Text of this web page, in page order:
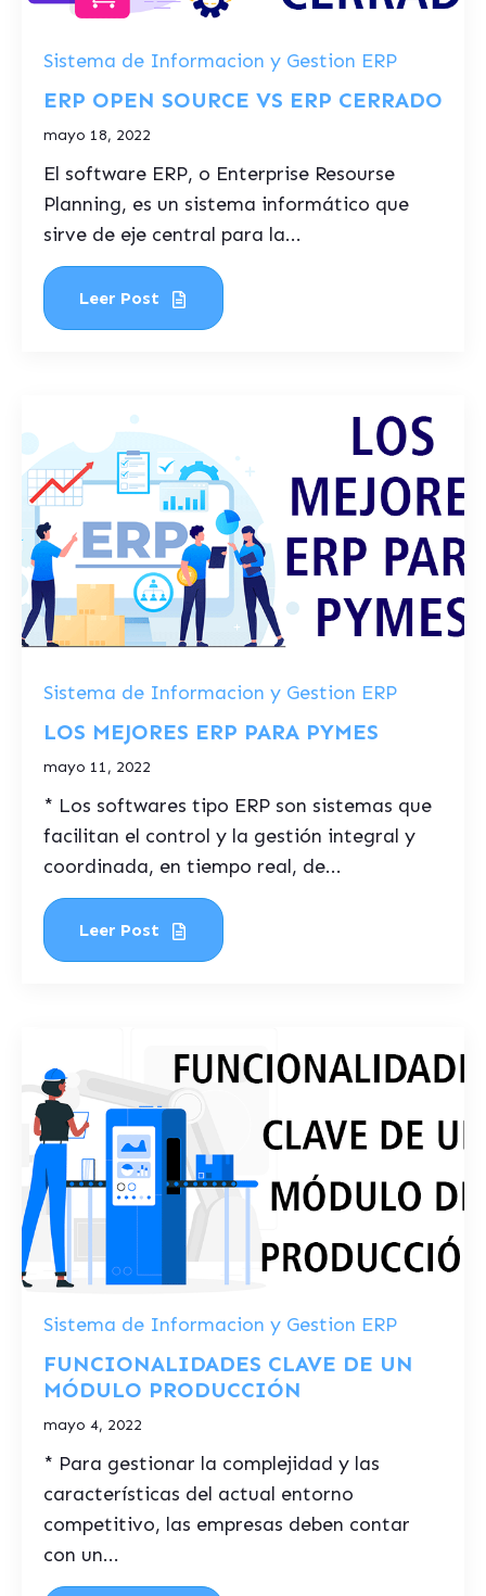
Sistema de Informacion y Gestion ERP
ERP OPEN SOURCE VS ERP CERRADO
mayo 18, 2022
El software ERP, o Enterprise Resourse
Planning, es un sistema informático que
sirve de eje central para la...
Leer Post
Sistema de Informacion y Gestion ERP
LOS MEJORES ERP PARA PYMES
mayo 11, 2022
* Los softwares tipo ERP son sistemas que
facilitan el control y la gestión integral y
coordinada, en tiempo real, de...
Leer Post
Sistema de Informacion y Gestion ERP
FUNCIONALIDADES CLAVE DE UN
MÓDULO PRODUCCIÓN
mayo 4, 2022
* Para gestionar la complejidad y las
características del actual entorno
competitivo, las empresas deben contar
con un...